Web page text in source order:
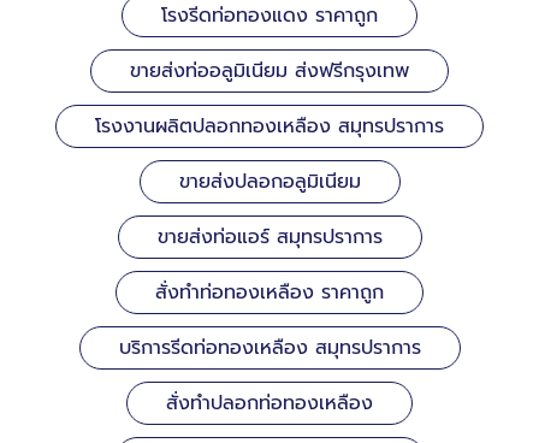
โรงรีดท่อทองแดง ราคาถูก
ขายส่งท่ออลูมิเนียม ส่งฟรีกรุงเทพ
โรงงานผลิตปลอกทองเหลือง สมุทรปราการ
ขายส่งปลอกอลูมิเนียม
ขายส่งท่อแอร์ สมุทรปราการ
สั่งทำท่อทองเหลือง ราคาถูก
บริการรีดท่อทองเหลือง สมุทรปราการ
สั่งทำปลอกท่อทองเหลือง